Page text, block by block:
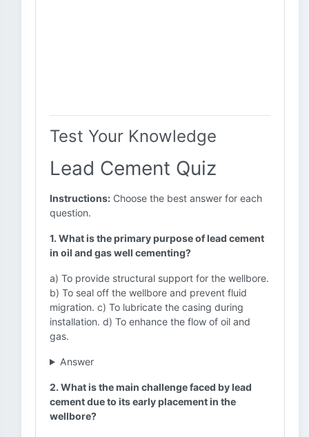
Test Your Knowledge
Lead Cement Quiz
Instructions: Choose the best answer for each
question.
1. What is the primary purpose of lead cement
in oil and gas well cementing?
a) To provide structural support for the wellbore.
b) To seal off the wellbore and prevent fluid
migration. c) To lubricate the casing during
installation. d) To enhance the flow of oil and
gas.
Answer
2. What is the main challenge faced by lead
cement due to its early placement in the
wellbore?